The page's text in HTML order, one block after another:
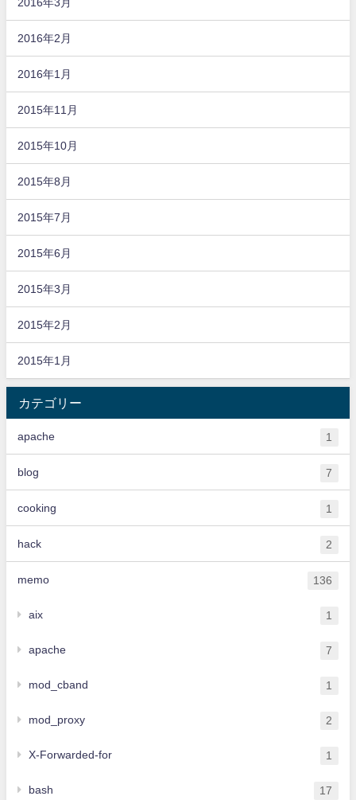
2016年2月
2016年1月
2015年11月
2015年10月
2015年8月
2015年7月
2015年6月
2015年3月
2015年2月
2015年1月
カテゴリー
apache 1
blog 7
cooking 1
hack 2
memo 136
aix 1
apache 7
mod_cband 1
mod_proxy 2
X-Forwarded-for 1
bash 17